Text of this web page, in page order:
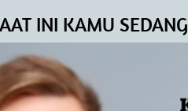
INI KAMU SEDANG